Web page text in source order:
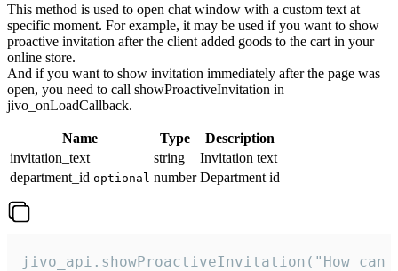
This method is used to open chat window with a custom text at
specific moment. For example, it may be used if you want to show
proactive invitation after the client added goods to the cart in your
online store.
And if you want to show invitation immediately after the page was
open, you need to call showProactiveInvitation in
jivo_onLoadCallback.
Name Type
Description
invitation_text
string
Invitation text
department_id optional number Department id
jivo_api.showProactiveInvitation("How